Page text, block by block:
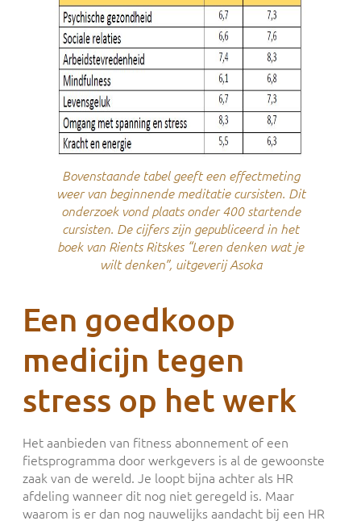
Bovenstaande tabel geeft een effectmeting
weer van beginnende meditatie cursisten. Dit
onderzoek vond plaats onder 400 startende
cursisten. De cijfers zijn gepubliceerd in het
boek van Rients Ritskes “Leren denken wat je
wilt denken”, uitgeverij Asoka
Een goedkoop
medicijn tegen
stress op het werk
Het aanbieden van fitness abonnement of een
fietsprogramma door werkgevers is al de gewoonste
zaak van de wereld. Je loopt bijna achter als HR
afdeling wanneer dit nog niet geregeld is. Maar
waarom is er dan nog nauwelijks aandacht bij een HR